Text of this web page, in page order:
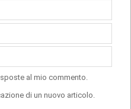
al mio commento.
di un nuovo articolo.